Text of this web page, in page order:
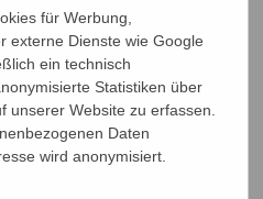
NETZ-
2026
kommt an.
für Werbung,
externe Dienste wie Google
ein technisch
Statistiken über
unserer Website zu erfassen.
Daten
wird anonymisiert.